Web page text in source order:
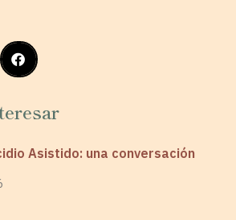
Asistido: una conversación